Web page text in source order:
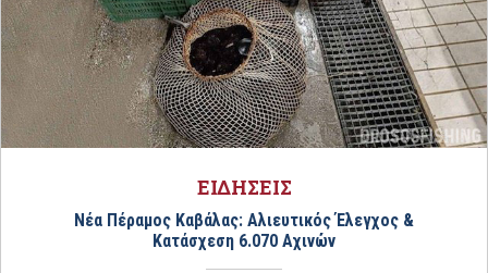
ΕΙΔΗΣΕΙΣ
Νέα Πέραμος Καβάλας: Αλιευτικός Έλεγχος &
Κατάσχεση 6.070 Αχινών